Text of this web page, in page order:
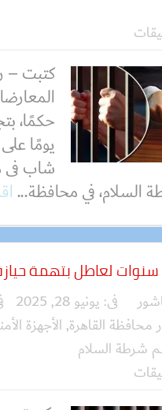
كتبت –
يومًا
شاب فى
في محافظة...
فى: يونيو 28, 2025
محافظة القاهرة, الأجهزة
شرطة السلام